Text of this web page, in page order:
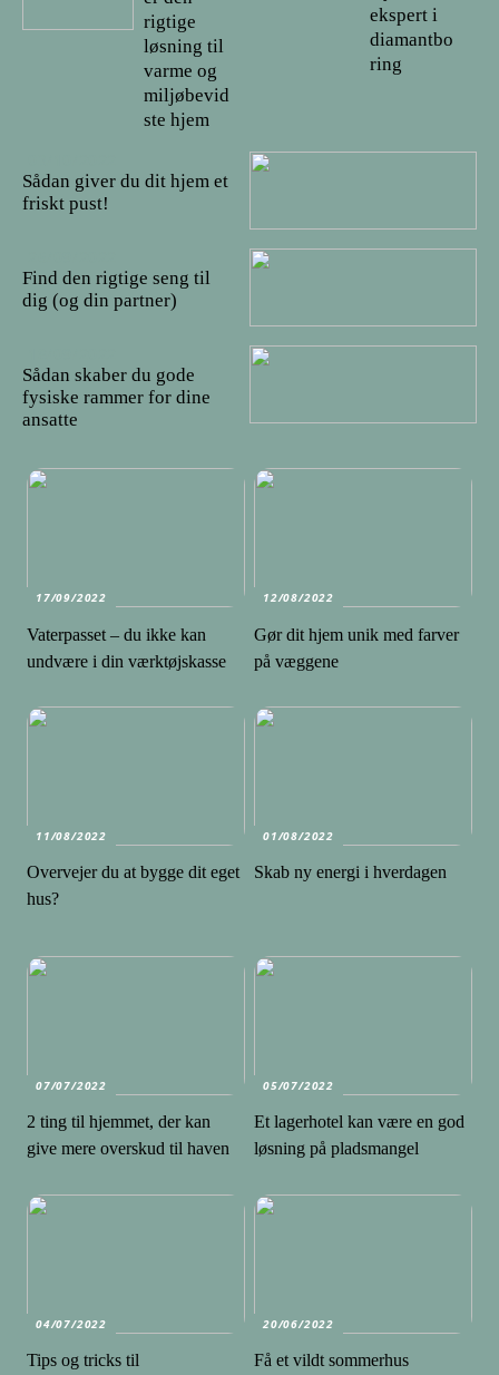
rigtige
løsning til
varme og
miljøbevid
ste hjem
ekspert i
diamantbo
ring
Sådan giver du dit hjem et
friskt pust!
Find den rigtige seng til
dig (og din partner)
Sådan skaber du gode
fysiske rammer for dine
ansatte
17/09/2022
Vaterpasset – du ikke kan
undvære i din værktøjskasse
12/08/2022
Gør dit hjem unik med farver
på væggene
11/08/2022
Overvejer du at bygge dit eget
hus?
01/08/2022
Skab ny energi i hverdagen
07/07/2022
2 ting til hjemmet, der kan
give mere overskud til haven
05/07/2022
Et lagerhotel kan være en god
løsning på pladsmangel
04/07/2022
Tips og tricks til
20/06/2022
Få et vildt sommerhus